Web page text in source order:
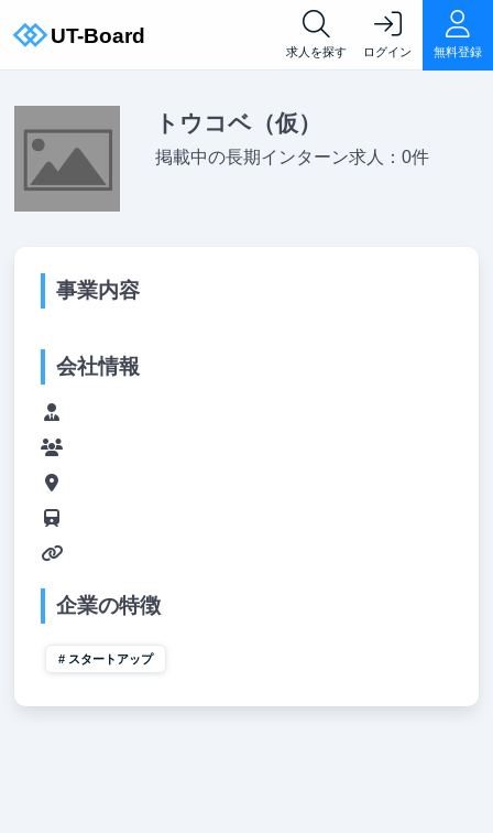
求人を探す ログイン 無料登録
トウコベ（仮）
掲載中の長期インターン求人：0件
事業内容
会社情報
企業の特徴
スタートアップ